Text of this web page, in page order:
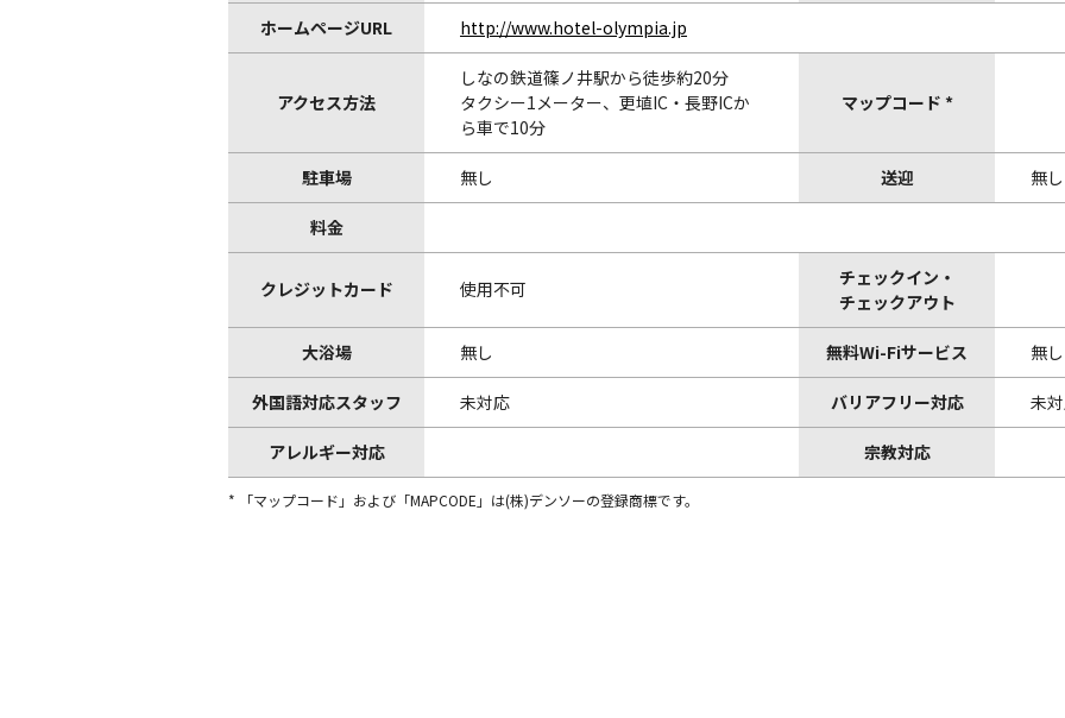
ホームページURL http://www.hotel-olympia.jp
アクセス方法
しなの鉄道篠ノ井駅から徒歩約20分
タクシー1メーター、更埴IC・長野ICか
ら車で10分
マップコード *
駐車場 無し 送迎 無し
料金
クレジットカード 使用不可
チェックイン・
チェックアウト
大浴場 無し 無料Wi-Fiサービス 無し
外国語対応スタッフ 未対応 バリアフリー対応 未
アレルギー対応 宗教対応
* 「マップコード」および「MAPCODE」は(株)デンソーの登録商標です。